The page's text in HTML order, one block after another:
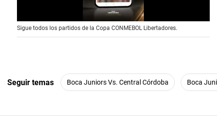
0
o
c
o
Sigue todos los partidos de la Copa CONMEBOL Libertadores.
Seguir temas Boca Juniors Vs. Central Córdoba Boca